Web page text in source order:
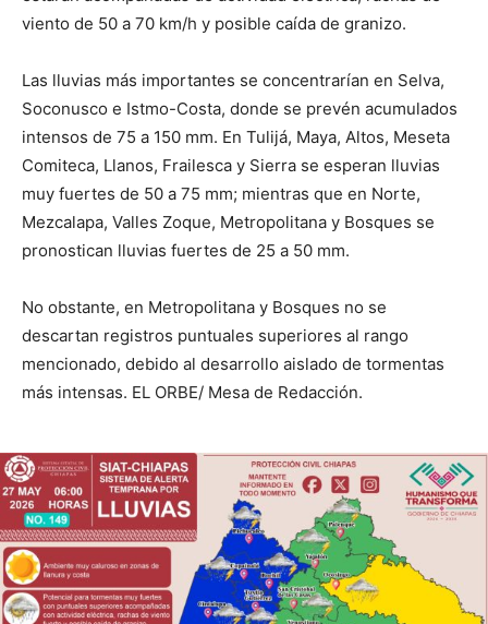
viento de 50 a 70 km/h y posible caída de granizo.
Las lluvias más importantes se concentrarían en Selva,
Soconusco e Istmo-Costa, donde se prevén acumulados
intensos de 75 a 150 mm. En Tulijá, Maya, Altos, Meseta
Comiteca, Llanos, Frailesca y Sierra se esperan lluvias
muy fuertes de 50 a 75 mm; mientras que en Norte,
Mezcalapa, Valles Zoque, Metropolitana y Bosques se
pronostican lluvias fuertes de 25 a 50 mm.
No obstante, en Metropolitana y Bosques no se
descartan registros puntuales superiores al rango
mencionado, debido al desarrollo aislado de tormentas
más intensas. EL ORBE/ Mesa de Redacción.